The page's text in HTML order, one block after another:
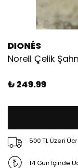
DIONÉS
Norell Çelik
₺ 249.99
500 TL Üzeri
14 Gün İçinde